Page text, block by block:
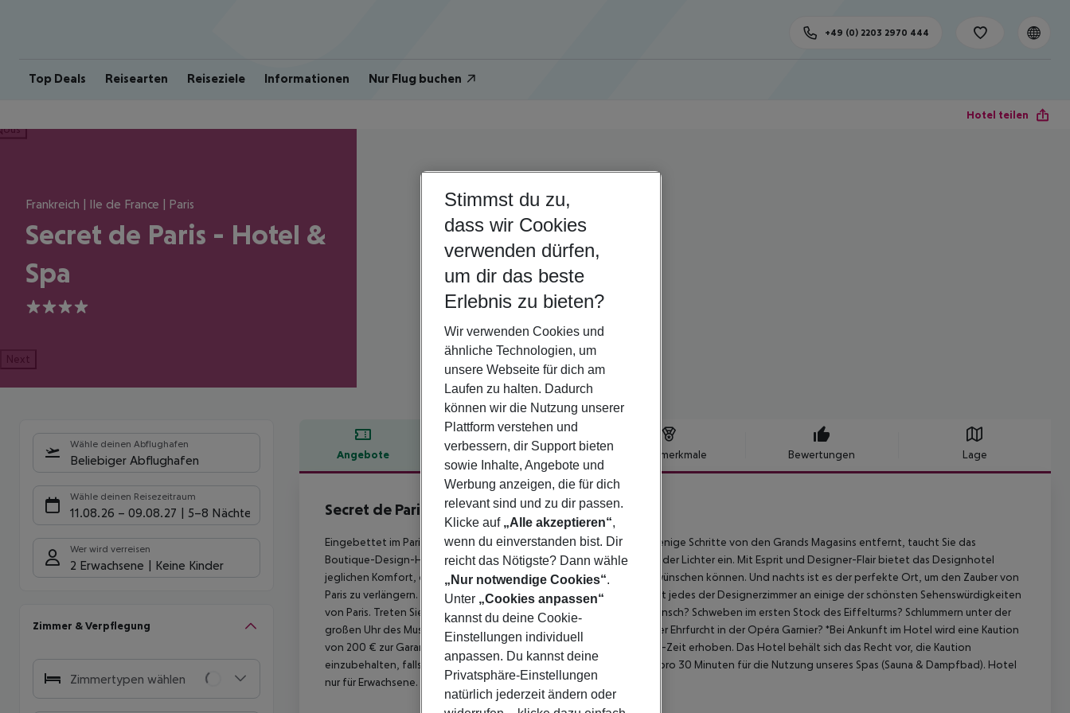
Top Deals Reisearten Reiseziele Informationen Nur Flug buchen
+49 (0) 2203 2970 444
Hotel teilen
Frankreich | Ile de France | Paris
Secret de Paris - Hotel &
Spa
4
Next
Wähle deinen Abflughafen
Beliebiger Abflughafen
Wähle deinen Reisezeitraum
11.08.26 – 09.08.27 5-8 Nächte
Wer wird verreisen
2 Erwachsene Keine Kinder
Zimmer & Verpflegung
Zimmertypen wählen
Angebote Hotelbeschreibung Hotelmerkmale Bewertungen Lage
Hotelbeschreibung
Secret de Paris - Hotel & Spa
4
Eingebettet im Pariser Viertel Trinité, im Herzen der Stadt und nur wenige Schritte von den Grands Magasins entfernt, taucht Sie das
Boutique-Design-Hotel Secret de Paris in die Atmosphäre der Stadt der Lichter ein. Mit Esprit und Designer-Flair bietet das Designhotel
jeglichen Komfort, den Sie sich in einem luxuriösen Boutique-Hotel wünschen können. Und nachts ist es der perfekte Ort, um den Zauber von
Paris zu verlängern. Kunstvoll und dennoch dezent gestaltet, erinnert jedes der Designerzimmer an einige der schönsten Sehenswürdigkeiten
von Paris. Treten Sie ein und lassen Sie sich verzaubern. Was ist Ihr Wunsch? Schweben im ersten Stock des Eiffelturms? Schlummern unter der
großen Uhr des Musée d''Orsay? Ein ''Oh là là'' im Moulin Rouge – oder Ehrfurcht in der Opéra Garnier? *Bei Ankunft im Hotel wird eine Kaution
von 200 € zur Garantie von Extras und der Einhaltung der Check-out-Zeit erhoben. Das Hotel behält sich das Recht vor, die Kaution
einzubehalten, falls die Hausordnung nicht eingehalten wird. *30 € pro 30 Minuten für die Nutzung unseres Spas (Sauna & Dampfbad). Hotel
nur für Erwachsene.
Stimmst du zu,
dass wir Cookies
verwenden dürfen,
um dir das beste
Erlebnis zu bieten?
Wir verwenden Cookies und
ähnliche Technologien, um
unsere Webseite für dich am
Laufen zu halten. Dadurch
können wir die Nutzung unserer
Plattform verstehen und
verbessern, dir Support bieten
sowie Inhalte, Angebote und
Werbung anzeigen, die für dich
relevant sind und zu dir passen.
Klicke auf „Alle akzeptieren“,
wenn du einverstanden bist. Dir
reicht das Nötigste? Dann wähle
„Nur notwendige Cookies“.
Unter „Cookies anpassen“
kannst du deine Cookie-
Einstellungen individuell
anpassen. Du kannst deine
Privatsphäre-Einstellungen
natürlich jederzeit ändern oder